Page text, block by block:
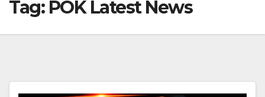
Tag: POK Latest News